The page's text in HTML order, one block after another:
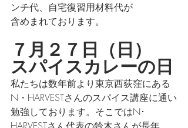
ンチ代、自宅復習用材料代が
含めまれております。
７月２７日（日）
スパイスカレーの日
私たちは数年前より東京西荻窪にある
N・HARVESTさんのスパイス講座に通い
勉強しております。そこではN･